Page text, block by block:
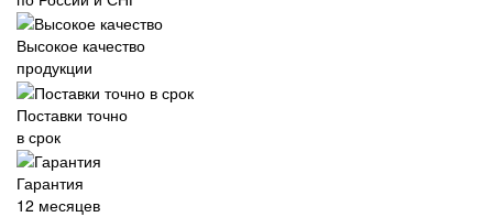
Высокое качество
продукции
Поставки точно
в срок
Гарантия
12 месяцев